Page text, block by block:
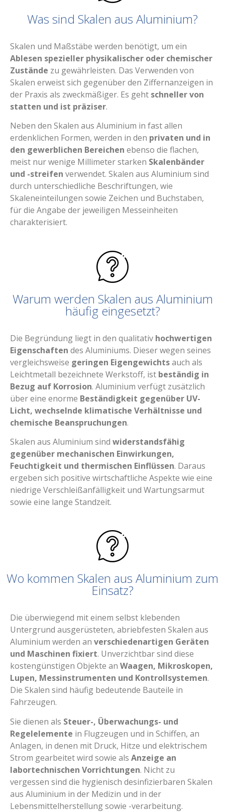
Was sind Skalen aus Aluminium?
Skalen und Maßstäbe werden benötigt, um ein
Ablesen spezieller physikalischer oder chemischer
Zustände zu gewährleisten. Das Verwenden von
Skalen erweist sich gegenüber den Ziffernanzeigen in
der Praxis als zweckmäßiger. Es geht schneller von
statten und ist präziser.
Neben den Skalen aus Aluminium in fast allen
erdenklichen Formen, werden in den privaten und in
den gewerblichen Bereichen ebenso die flachen,
meist nur wenige Millimeter starken Skalenbänder
und -streifen verwendet. Skalen aus Aluminium sind
durch unterschiedliche Beschriftungen, wie
Skaleneinteilungen sowie Zeichen und Buchstaben,
für die Angabe der jeweiligen Messeinheiten
charakterisiert.
Warum werden Skalen aus Aluminium
häufig eingesetzt?
Die Begründung liegt in den qualitativ hochwertigen
Eigenschaften des Aluminiums. Dieser wegen seines
vergleichsweise geringen Eigengewichtsauch als
Leichtmetall bezeichnete Werkstoff, ist beständig in
Bezug auf Korrosion. Aluminium verfügt zusätzlich
über eine enorme Beständigkeit gegenüber UV-
Licht, wechselnde klimatische Verhältnisse und
chemische Beanspruchungen.
Skalen aus Aluminium sind widerstandsfähig
gegenüber mechanischen Einwirkungen,
Feuchtigkeit und thermischen Einflüssen. Daraus
ergeben sich positive wirtschaftliche Aspekte wie eine
niedrige Verschleißanfälligkeit und Wartungsarmut
sowie eine lange Standzeit.
Wo kommen Skalen aus Aluminium zum
Einsatz?
Die überwiegend mit einem selbst klebenden
Untergrund ausgerüsteten, abriebfesten Skalen aus
Aluminium werden an verschiedenartigen Geräten
und Maschinen fixiert. Unverzichtbar sind diese
kostengünstigen Objekte an Waagen, Mikroskopen,
Lupen, Messinstrumenten und Kontrollsystemen.
Die Skalen sind häufig bedeutende Bauteile in
Fahrzeugen.
Sie dienen als Steuer-, Überwachungs- und
Regelelemente in Flugzeugen und in Schiffen, an
Anlagen, in denen mit Druck, Hitze und elektrischem
Strom gearbeitet wird sowie als Anzeige an
labortechnischen Vorrichtungen. Nicht zu
vergessen sind die hygienisch desinfizierbaren Skalen
aus Aluminium in der Medizin und in der
Lebensmittelherstellung sowie -verarbeitung.